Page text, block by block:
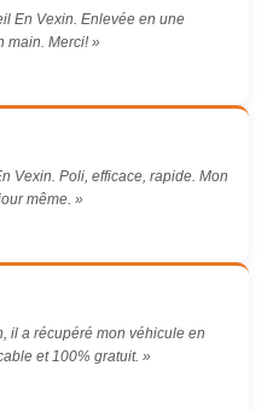
En Vexin. Enlevée en une
main. Merci! »
Vexin. Poli, efficace, rapide. Mon
même. »
il a récupéré mon véhicule en
et 100% gratuit. »